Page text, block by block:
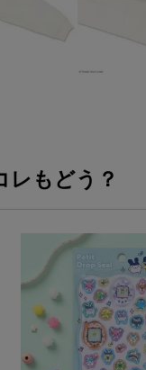
レもどう？